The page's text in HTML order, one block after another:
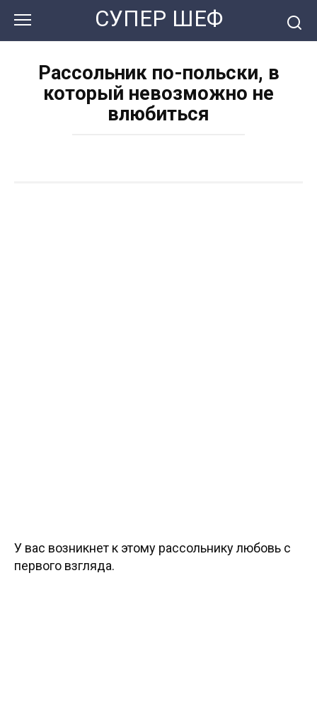
контенту
СУПЕР ШЕФ
Рассольник по-польски, в
который невозможно не
влюбиться
У вас возникнет к этому рассольнику любовь с
первого взгляда.